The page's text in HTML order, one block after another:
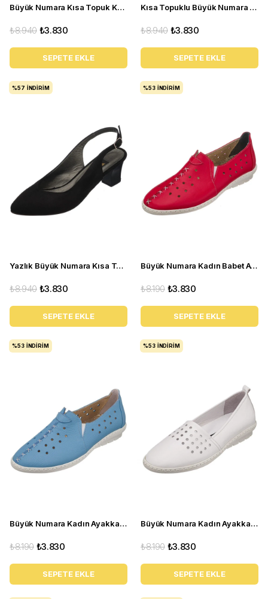
Büyük Numara Kısa Topuk Kadın Ayakkabı LTF00121 Siyah
₺3.830
₺8.940
SEPETE EKLE
Kısa Topuklu Büyük Numara Kadın Stiletto LTF00161 Beyaz
₺3.830
₺8.940
SEPETE EKLE
Yazlık Büyük Numara Kısa Topuk Kadın Ayakkabı LTF00131 Siyah
₺3.830
₺8.940
SEPETE EKLE
%57 İNDIRIM
Büyük Numara Kadın Babet Ayakkabı PR 2211 Kırmızı
₺3.830
₺8.190
SEPETE EKLE
%53 İNDIRIM
Büyük Numara Kadın Ayakkabı Babet PR 2211 mavi
₺3.830
₺8.190
SEPETE EKLE
%53 İNDIRIM
Büyük Numara Kadın Ayakkabı Babet PR 3311 beyaz
₺3.830
₺8.190
SEPETE EKLE
%53 İNDIRIM